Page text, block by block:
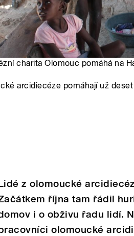
charita Olomouc pomáhá na
arcidiecéze pomáhají už
z olomoucké
října tam řádil
i o obživu řadu lidí.
olomoucké